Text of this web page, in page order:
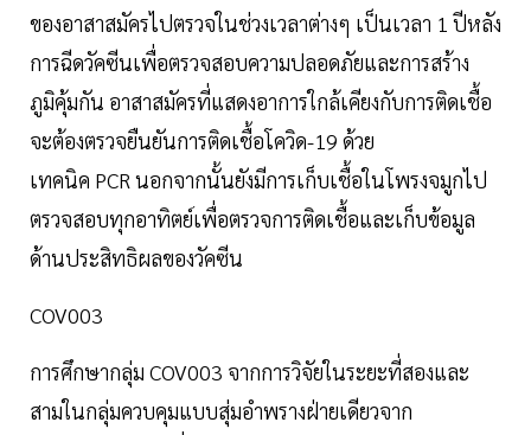
ของอาสาสมัครไปตรวจในช่วงเวลาต่างๆ เป็นเวลา 1 ปีหลัง
การฉีดวัคซีนเพื่อตรวจสอบความปลอดภัยและการสร้าง
ภูมิคุ้มกัน อาสาสมัครที่แสดงอาการใกล้เคียงกับการติดเชื้อ
จะต้องตรวจยืนยันการติดเชื้อโควิด-19 ด้วย
เทคนิค PCR นอกจากนั้นยังมีการเก็บเชื้อในโพรงจมูกไป
ตรวจสอบทุกอาทิตย์เพื่อตรวจการติดเชื้อและเก็บข้อมูล
ด้านประสิทธิผลของวัคซีน
COV003
การศึกษากลุ่ม COV003 จากการวิจัยในระยะที่สองและ
สามในกลุ่มควบคุมแบบสุ่มอำพรางฝ่ายเดียวจาก